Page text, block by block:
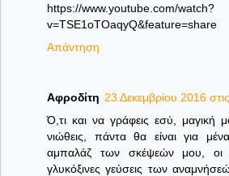
https://www.youtube.com/watch?
v=TSE1oTOaqyQ&feature=share
Απάντηση
Αφροδίτη 23 Δεκεμβρίου 2016
Ό,τι και να γράφεις εσύ, μαγική
νιώθεις, πάντα θα είναι για
αμπαλάζ των σκέψεών μου, οι
γλυκόξινες γεύσεις των